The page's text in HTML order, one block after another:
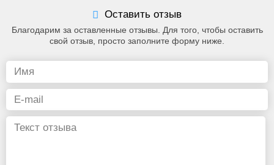
Оставить отзыв
Благодарим за оставленные отзывы. Для того, чтобы оставить
свой отзыв, просто заполните форму ниже.